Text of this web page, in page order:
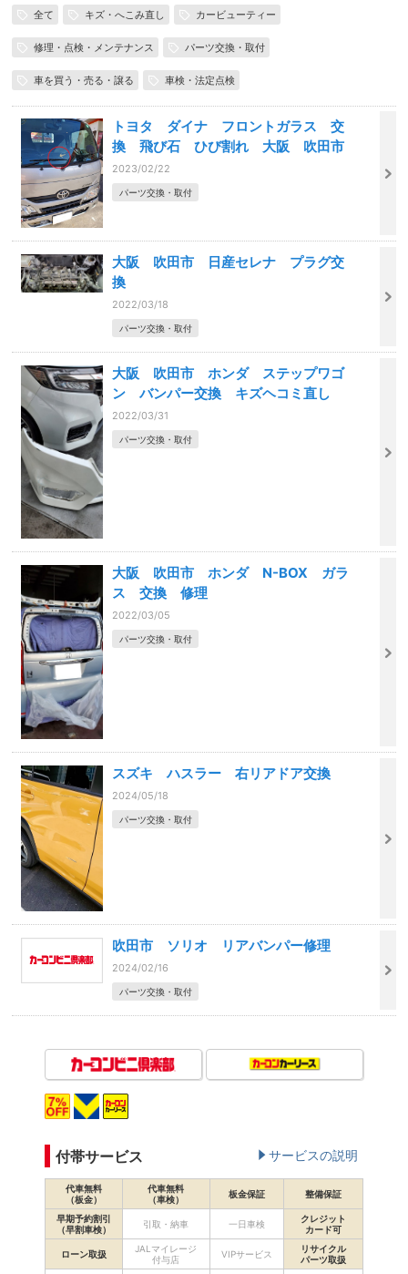
全て キズ・へこみ直し カービューティー
修理・点検・メンテナンス パーツ交換・取付
車を買う・売る・譲る 車検・法定点検
トヨタ ダイナ フロントガラス 交
換 飛び石 ひび割れ 大阪 吹田市
2023/02/22
パーツ交換・取付
大阪 吹田市 日産セレナ プラグ交
換
2022/03/18
パーツ交換・取付
大阪 吹田市 ホンダ ステップワゴ
ン バンパー交換 キズヘコミ直し
2022/03/31
パーツ交換・取付
大阪 吹田市 ホンダ N-BOX ガラ
ス 交換 修理
2022/03/05
パーツ交換・取付
スズキ ハスラー 右リアドア交換
2024/05/18
パーツ交換・取付
吹田市 ソリオ リアバンパー修理
2024/02/16
パーツ交換・取付
付帯サービス サービスの説明
代車無料
（板金）
代車無料
（車検）
板金保証 整備保証
早期予約割引
（早割車検）
引取・納車 一日車検
クレジット
カード可
ローン取扱
JALマイレージ
付与店
VIPサービス
リサイクル
パーツ取扱